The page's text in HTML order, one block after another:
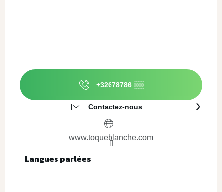
+32678786 ▒▒
Contactez-nous
www.toqueblanche.com
Langues parlées
Langues parlées